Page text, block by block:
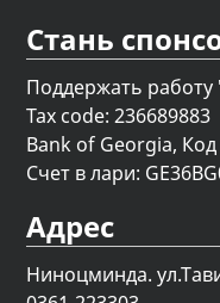
Стань
Поддержать работу
Tax code: 236689883
Bank of Georgia, Код
Счет в лари:
Адрес
Ниноцминда.